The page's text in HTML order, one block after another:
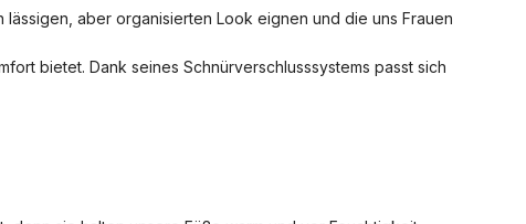
aber organisierten Look eignen und die uns Frauen
bietet. Dank seines Schnürverschlusssystems passt sich